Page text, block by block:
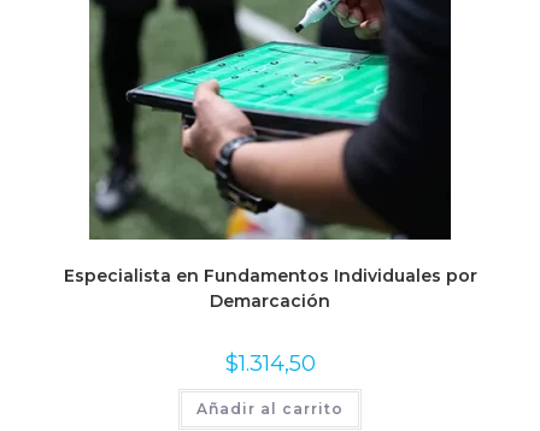
Especialista en Fundamentos Individuales por
Demarcación
$1.314,50
Añadir al carrito